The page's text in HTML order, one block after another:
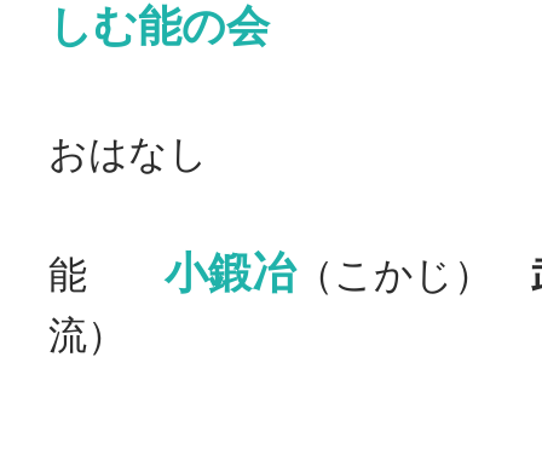
しむ能の会
おはなし
能小鍛冶（こかじ）
流）